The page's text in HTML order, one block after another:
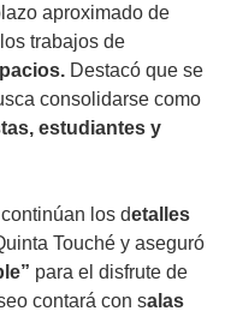
aproximado de
trabajos de
Destacó que se
consolidarse como
estudiantes y
los detalles
Touché y aseguró
para el disfrute de
contará con salas